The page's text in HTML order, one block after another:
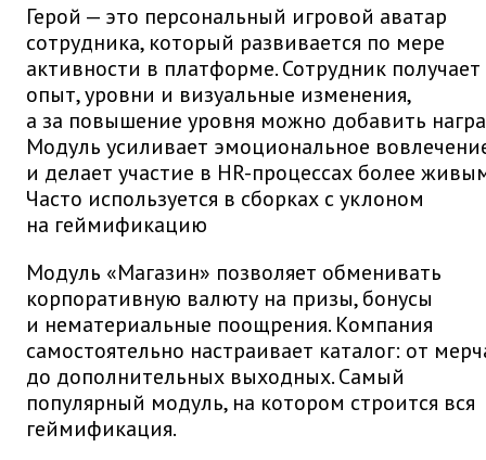
Герой — это персональный игровой аватар
сотрудника, который развивается по мере
активности в платформе. Сотрудник получает
опыт, уровни и визуальные изменения,
а за повышение уровня можно добавить
Модуль усиливает эмоциональное
и делает участие в HR-процессах более
Часто используется в сборках с уклоном
на геймификацию
Модуль «Магазин» позволяет обменивать
корпоративную валюту на призы, бонусы
и нематериальные поощрения. Компания
самостоятельно настраивает каталог: от
до дополнительных выходных. Самый
популярный модуль, на котором строится вся
геймификация.